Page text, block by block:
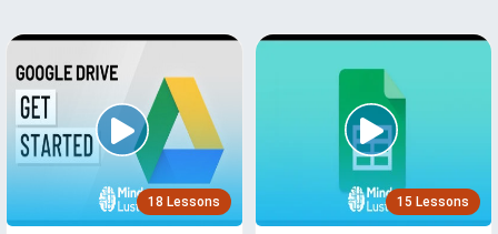
18 Lessons 15 Lessons